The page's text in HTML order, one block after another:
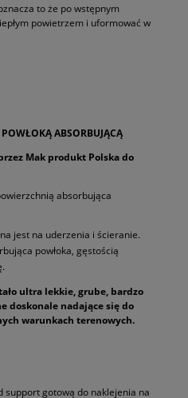
to że po wstępnym
powietrzem i uformować w
ABSORBUJĄCĄ
Mak produkt Polska do
absorbująca
jest na uderzenia i ścieranie.
powłoka, gęstością
ultra lekkie, grube, bardzo
doskonale nadające się do
warunkach terenowych.
support gotową do naklejenia na